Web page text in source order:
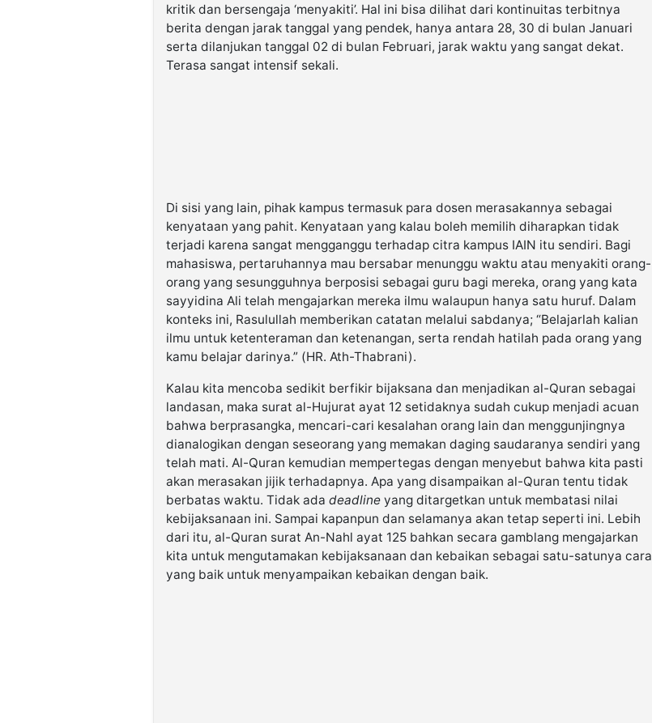
kritik dan bersengaja ‘menyakiti’. Hal ini bisa dilihat dari kontinuitas terbitnya
berita dengan jarak tanggal yang pendek, hanya antara 28, 30 di bulan Januari
serta dilanjukan tanggal 02 di bulan Februari, jarak waktu yang sangat dekat.
Terasa sangat intensif sekali.
Di sisi yang lain, pihak kampus termasuk para dosen merasakannya sebagai
kenyataan yang pahit. Kenyataan yang kalau boleh memilih diharapkan tidak
terjadi karena sangat mengganggu terhadap citra kampus IAIN itu sendiri. Bagi
mahasiswa, pertaruhannya mau bersabar menunggu waktu atau menyakiti orang-
orang yang sesungguhnya berposisi sebagai guru bagi mereka, orang yang kata
sayyidina Ali telah mengajarkan mereka ilmu walaupun hanya satu huruf. Dalam
konteks ini, Rasulullah memberikan catatan melalui sabdanya; “Belajarlah kalian
ilmu untuk ketenteraman dan ketenangan, serta rendah hatilah pada orang yang
kamu belajar darinya.” (HR. Ath-Thabrani).
Kalau kita mencoba sedikit berfikir bijaksana dan menjadikan al-Quran sebagai
landasan, maka surat al-Hujurat ayat 12 setidaknya sudah cukup menjadi acuan
bahwa berprasangka, mencari-cari kesalahan orang lain dan menggunjingnya
dianalogikan dengan seseorang yang memakan daging saudaranya sendiri yang
telah mati. Al-Quran kemudian mempertegas dengan menyebut bahwa kita pasti
akan merasakan jijik terhadapnya. Apa yang disampaikan al-Quran tentu tidak
berbatas waktu. Tidak ada deadline yang ditargetkan untuk membatasi nilai
kebijaksanaan ini. Sampai kapanpun dan selamanya akan tetap seperti ini. Lebih
dari itu, al-Quran surat An-Nahl ayat 125 bahkan secara gamblang mengajarkan
kita untuk mengutamakan kebijaksanaan dan kebaikan sebagai satu-satunya cara
yang baik untuk menyampaikan kebaikan dengan baik.